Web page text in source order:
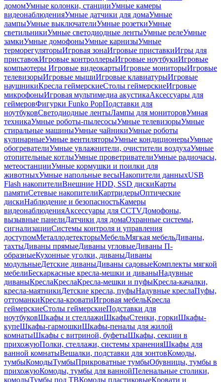
домомУмные колонки, станцииУмные камеры
видеонаблюденияУмные датчики для домаУмные
лампыУмные выключателиУмные розеткиУмные
светильникиУмные светодиодные лентыУмные релеУмные
замкиУмные домофоныУмные карнизыУмные
терморегуляторыИгровая зонаИгровые приставкиИгры для
приставокИгровые контроллерыИгровые ноутбукиИгровые
компьютеры Игровые видеокартыИгровые мониторыИгровые
телевизорыИгровые мышиИгровые клавиатурыИгровые
наушникиКресла геймерскиеСтолы геймерскиеИгровые
микрофоныИгровая мультимедиа акустикаАксессуары для
геймеровФигурки Funko PopПодставки для
ноутбуковСветодиодные лентыЛампы для мониторовУмная
техникаУмные роботы-пылесосыУмные телевизорыУмные
стиральные машиныУмные чайникиУмные роботы
кулинарныеУмные вентиляторыУмные кондиционерыУмные
обогревателиУмные увлажнители, очистители воздухаУмные
отопительные котлыУмные проветривателиУмные радиочасы,
метеостанцииУмные кормушки и поилки для
животныхУмные напольные весыНакопители данныхUSB
Flash накопителиВнешние HDD, SSD дискиКарты
памятиСетевые накопителиКартридерыОптические
дискиНаблюдение и безопасностьКамеры
видеонаблюденияАксессуары для CCTVДомофоны,
вызывные панелиДатчики для домаОхранные системы,
сигнализацииСистемы контроля и управления
доступомМеталлодетекторыМебельМягкая мебельДиваны,
тахтыДиваны прямыеДиваны угловыеДиваны П-
образныеКухонные уголки, диваныДиваны
модульныеДетские диваныДиваны садовыеКомплекты мягкой
мебелиБескаркасные кресла-мешки и диваныНадувные
диваныКреслаКреслаКресла-мешки и пуфыКресла-качалки,
кресла-маятникиДетские кресла, пуфыНадувные креслаПуфы,
оттоманкиКресла-кроватиИгровая мебельКресла
геймерскиеСтолы геймерскиеПодставки для
ноутбуковШкафы и стеллажиШкафыСтенки, горкиШкафы-
купеШкафы-гармошкиШкафы-пеналы для жилой
комнатыШкафы с витриной, буфетыШкафы, секции в
прихожуюПолки, стеллажи, системы храненияШкафы для
ванной комнатыВешалки, подставки для зонтовКомоды,
тумбыКомодыТумбыПрикроватные тумбыОбувницы, тумбы в
прихожуюКомоды, тумбы для ваннойПеленальные столики,
комодыТумбы под ТВКомоды пластиковыеКровати и